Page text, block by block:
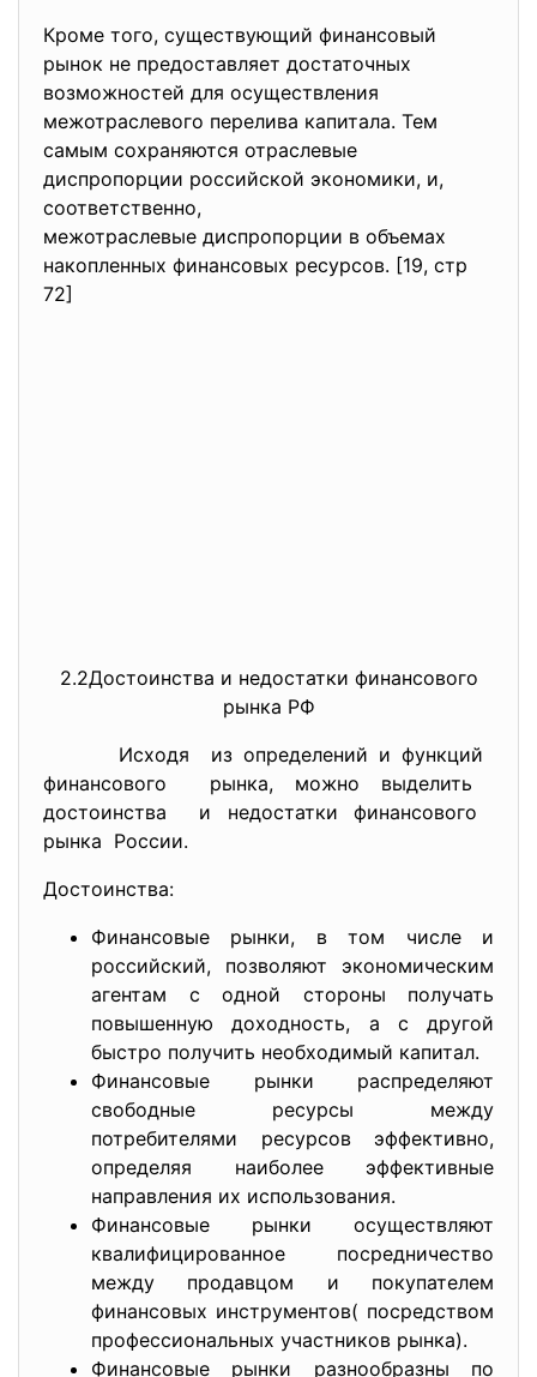
Кроме того, существующий финансовый
рынок не предоставляет достаточных
возможностей для осуществления
межотраслевого перелива капитала. Тем
самым сохраняются отраслевые
диспропорции российской экономики, и,
соответственно,
межотраслевые диспропорции в объемах
накопленных финансовых ресурсов. [19, стр
72]
2.2Достоинства и недостатки финансового
рынка РФ
Исходя из определений и функций
финансового рынка, можно выделить
достоинства и недостатки финансового
рынка России.
Достоинства:
Финансовые рынки, в том числе и
российский, позволяют экономическим
агентам с одной стороны получать
повышенную доходность, а с другой
быстро получить необходимый капитал.
Финансовые рынки распределяют
свободные ресурсы между
потребителями ресурсов эффективно,
определяя наиболее эффективные
направления их использования.
Финансовые рынки осуществляют
квалифицированное посредничество
между продавцом и покупателем
финансовых инструментов( посредством
профессиональных участников рынка).
Финансовые рынки разнообразны по